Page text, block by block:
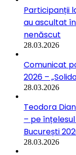
Participanții
au ascultat
nenăscut
28.03.2026
Comunicat
2026 –
28.03.2026
Teodora
– pe
București
28.03.2026